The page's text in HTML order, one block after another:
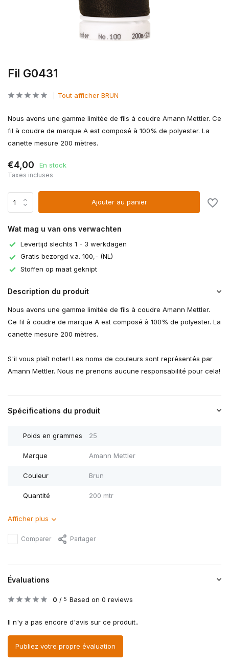
Fil G0431
Tout afficher BRUN
Nous avons une gamme limitée de fils à coudre Amann Mettler. Ce
fil à coudre de marque A est composé à 100% de polyester. La
canette mesure 200 mètres.
€4,00 En stock
Taxes incluses
Ajouter au panier
Wat mag u van ons verwachten
Levertijd slechts 1 - 3 werkdagen
Gratis bezorgd v.a. 100,- (NL)
Stoffen op maat geknipt
Description du produit
Nous avons une gamme limitée de fils à coudre Amann Mettler.
Ce fil à coudre de marque A est composé à 100% de polyester. La
canette mesure 200 mètres.
S'il vous plaît noter! Les noms de couleurs sont représentés par
Amann Mettler. Nous ne prenons aucune responsabilité pour cela!
Spécifications du produit
Poids en grammes 25
Marque Amann Mettler
Couleur Brun
Quantité 200 mtr
Afficher plus
Comparer Partager
Évaluations
0 / 5 Based on 0 reviews
Il n'y a pas encore d'avis sur ce produit..
Publiez votre propre évaluation